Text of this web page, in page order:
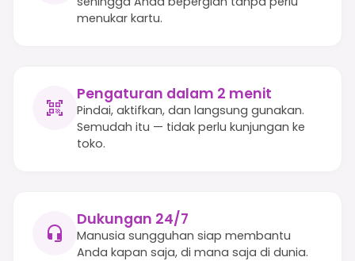
menukar kartu.
Pengaturan dalam 2 menit
Pindai, aktifkan, dan langsung gunakan.
Semudah itu — tidak perlu kunjungan ke
toko.
Dukungan 24/7
Manusia sungguhan siap membantu
Anda kapan saja, di mana saja di dunia.